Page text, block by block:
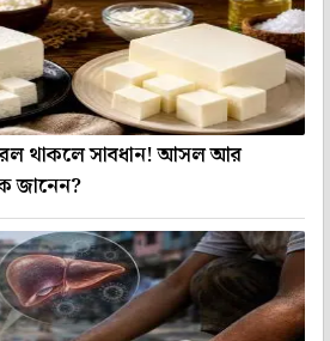
থাকলে সাবধান! আসল আর
জানেন?